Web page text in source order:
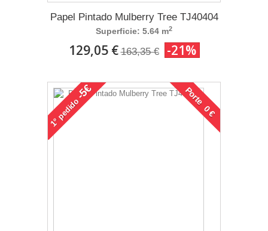
Papel Pintado Mulberry Tree TJ40404
Superficie: 5.64 m2
129,05 € 163,35 € -21%
1°
pedido
-5€ Porte 0 €